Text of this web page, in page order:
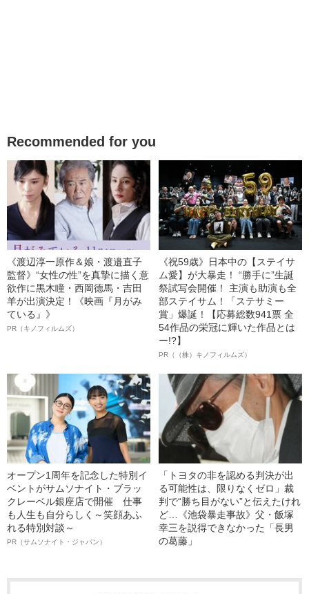
Recommended for you
《渡辺淳一原作＆娘・渡邉直子
監督》“女性の性”を真摯に描く意
欲作に黒木瞳・西岡德馬・吉田
羊が出演決定！《映画『月がみ
ている』》
PR（キノフィルムズ）
《祝59歳》日本中の【ステイサ
ム愛】が大暴走！ “勝手に”生誕
祭試写会開催！ 主演も助演も全
部ステイサム！「ステサミー
賞」爆誕！【応募総数941票 全
54作品の栄冠に輝いた作品とは
ー!?】
PR（（株）キノフィルムズ）
オープン1周年を記念した特別イ
ベントがサムソナイト・ブラッ
クレーベル銀座店で開催 仕事
も人生も自分らしく～笑顔あふ
れる特別対談～
PR（サムソナイト・ジャパン）
「トヨタの非を認める判決が出
る可能性は、限りなくゼロ」裁
判で“勝ち目がない”と伝えたけれ
ど…《池袋暴走事故》父・飯塚
幸三を説得できなかった「長男
の葛藤」